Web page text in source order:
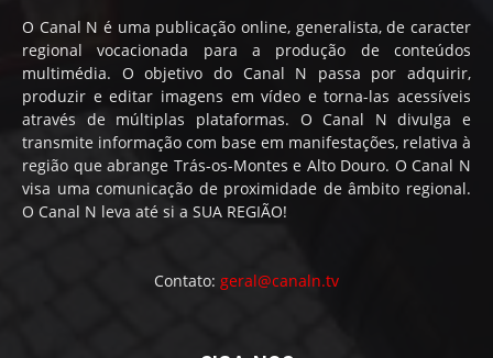
O Canal N é uma publicação online, generalista, de caracter
regional vocacionada para a produção de conteúdos
multimédia. O objetivo do Canal N passa por adquirir,
produzir e editar imagens em vídeo e torna-las acessíveis
através de múltiplas plataformas. O Canal N divulga e
transmite informação com base em manifestações, relativa à
região que abrange Trás-os-Montes e Alto Douro. O Canal N
visa uma comunicação de proximidade de âmbito regional.
O Canal N leva até si a SUA REGIÃO!
Contato: geral@canaln.tv